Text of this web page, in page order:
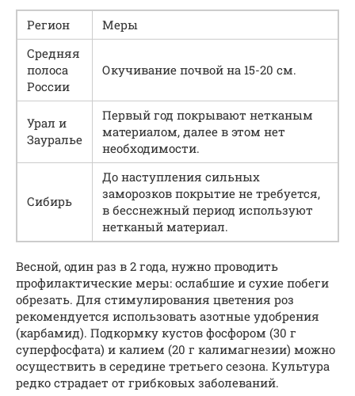
Регион
Меры
Средняя
полоса
России
Окучивание почвой на 15-20 см.
Урал и
Зауралье
Первый год покрывают нетканым
материалом, далее в этом нет
необходимости.
Сибирь
До наступления сильных
заморозков покрытие не требуется,
в бесснежный период используют
нетканый материал.
Весной, один раз в 2 года, нужно проводить
профилактические меры: ослабшие и сухие побеги
обрезать. Для стимулирования цветения роз
рекомендуется использовать азотные удобрения
(карбамид). Подкормку кустов фосфором (30 г
суперфосфата) и калием (20 г калимагнезии) можно
осуществить в середине третьего сезона. Культура
редко страдает от грибковых заболеваний.